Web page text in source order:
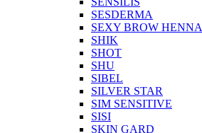
SESDERMA
SEXY BROW HENNA
SHIK
SHOT
SHU
SIBEL
SILVER STAR
SIM SENSITIVE
SISI
SKIN GARD